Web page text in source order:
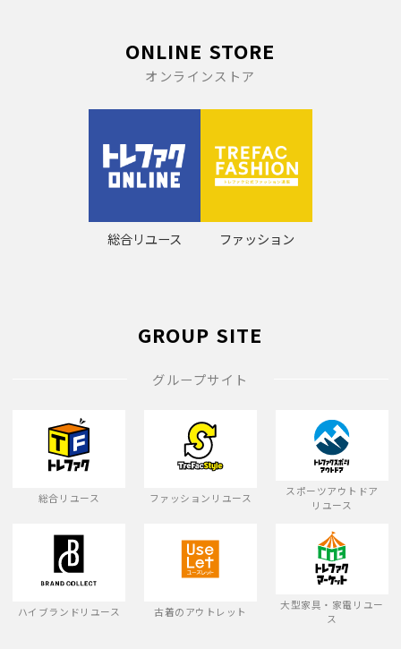
ONLINE STORE
オンラインストア
総合リユース ファッション
GROUP SITE
グループサイト
総合リユース ファッションリユース
スポーツアウトドア
リユース
ハイブランドリユース 古着のアウトレット
大型家具・家電リユー
ス